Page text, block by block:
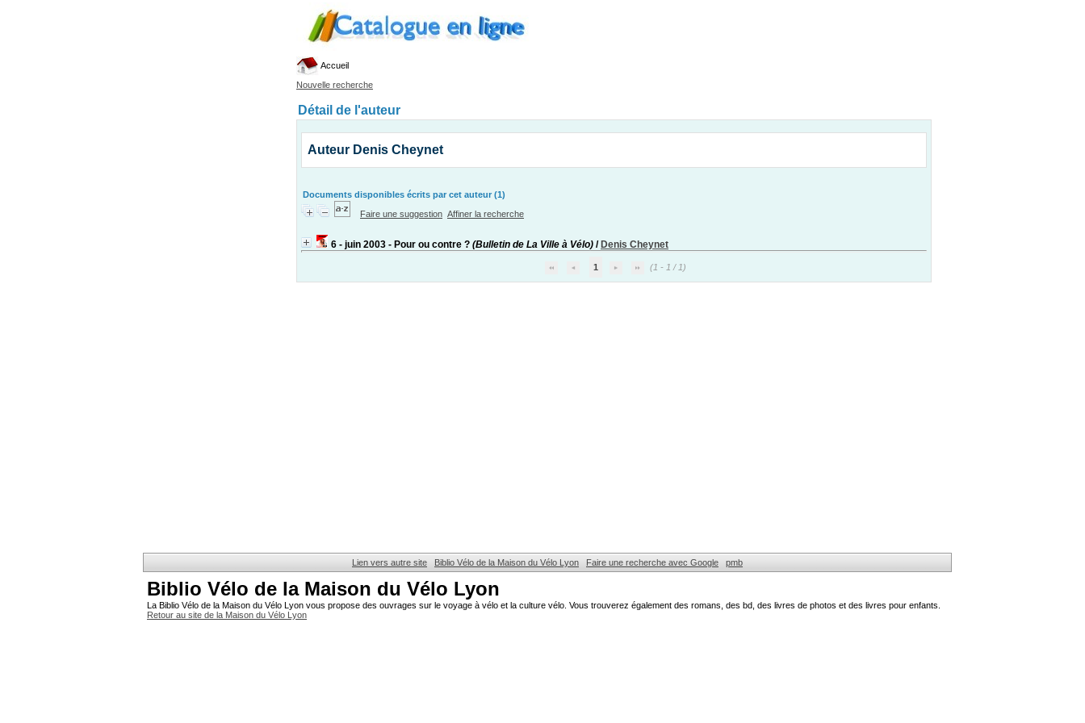
Accueil
Nouvelle recherche
Détail de l'auteur
Auteur Denis Cheynet
Documents disponibles écrits par cet auteur (1)
Faire une suggestion Affiner la recherche
6 - juin 2003 - Pour ou contre ? (Bulletin de La Ville à Vélo) / Denis Cheynet
1 (1 - 1 / 1)
Lien vers autre site Biblio Vélo de la Maison du Vélo Lyon Faire une recherche avec Google pmb
Biblio Vélo de la Maison du Vélo Lyon
La Biblio Vélo de la Maison du Vélo Lyon vous propose des ouvrages sur le voyage à vélo et la culture vélo. Vous trouverez également des romans, des bd, des livres de photos et des livres pour enfants.
Retour au site de la Maison du Vélo Lyon